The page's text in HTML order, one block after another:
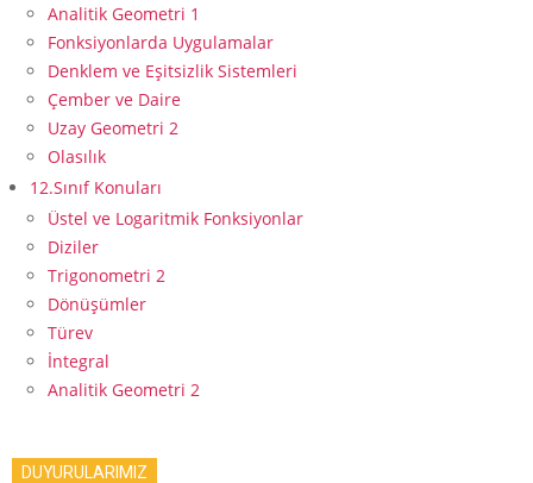
Analitik Geometri 1
Fonksiyonlarda Uygulamalar
Denklem ve Eşitsizlik Sistemleri
Çember ve Daire
Uzay Geometri 2
Olasılık
12.Sınıf Konuları
Üstel ve Logaritmik Fonksiyonlar
Diziler
Trigonometri 2
Dönüşümler
Türev
İntegral
Analitik Geometri 2
DUYURULARIMIZ